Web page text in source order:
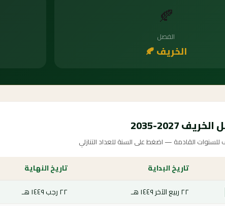
🍂
الفصل
الخريف 🍂
2027-2035
القادمة — اضغط على السنة للعداد التنازلي
تاريخ البداية تاريخ النهاية
٢٢ ربيع الآخر ١٤٤٩ هـ ٢٢ رجب ١٤٤٩ هـ